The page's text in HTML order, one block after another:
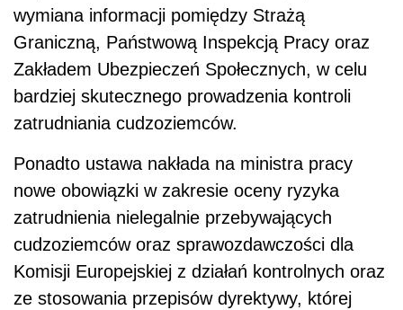
wymiana informacji pomiędzy Strażą
Graniczną, Państwową Inspekcją Pracy oraz
Zakładem Ubezpieczeń Społecznych, w celu
bardziej skutecznego prowadzenia kontroli
zatrudniania cudzoziemców.
Ponadto ustawa nakłada na ministra pracy
nowe obowiązki w zakresie oceny ryzyka
zatrudnienia nielegalnie przebywających
cudzoziemców oraz sprawozdawczości dla
Komisji Europejskiej z działań kontrolnych oraz
ze stosowania przepisów dyrektywy, której